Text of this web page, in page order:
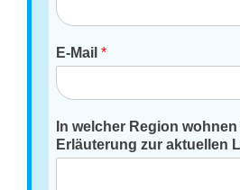
E-Mail*
In welcher Region
Erläuterung zur aktuellen